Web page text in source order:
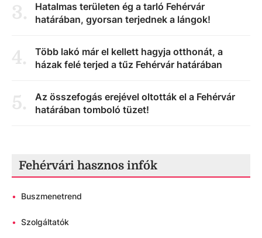
3.
Hatalmas területen ég a tarló Fehérvár
határában, gyorsan terjednek a lángok!
4.
Több lakó már el kellett hagyja otthonát, a
házak felé terjed a tűz Fehérvár határában
5.
Az összefogás erejével oltották el a Fehérvár
határában tomboló tüzet!
Fehérvári hasznos infók
• Buszmenetrend
• Szolgáltatók